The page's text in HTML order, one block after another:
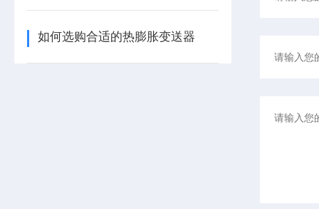
如何选购合适的热膨胀变送器